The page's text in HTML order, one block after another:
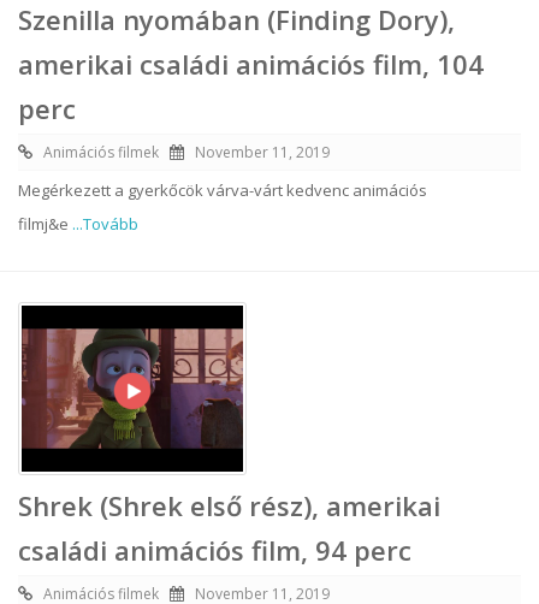
Szenilla nyomában (Finding Dory),
amerikai családi animációs film, 104
perc
Animációs filmek November 11, 2019
Megérkezett a gyerkőcök várva-várt kedvenc animációs
filmj&e ...Tovább
Shrek (Shrek első rész), amerikai
családi animációs film, 94 perc
Animációs filmek November 11, 2019